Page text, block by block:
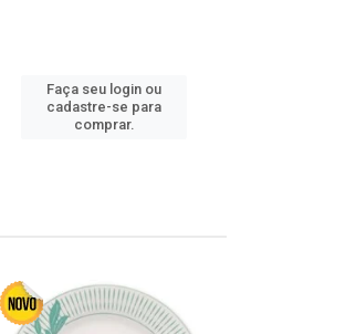
Faça seu login ou
cadastre-se para
comprar.